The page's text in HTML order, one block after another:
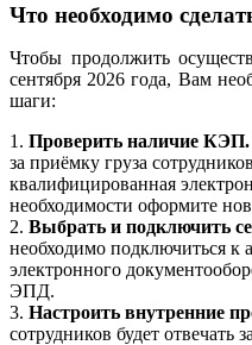
Что необходимо
Чтобы продолжить
сентября 2026 года, Вам
шаги:
1. Проверить наличие КЭП.
за приёмку груза
квалифицированная
необходимости оформите
2. Выбрать и подключить
необходимо подключиться к
электронного
ЭПД.
3. Настроить внутренние
сотрудников будет